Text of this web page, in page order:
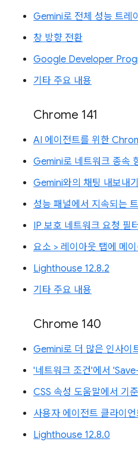
Gemini로 전체 성능 트레
창 방향 전환
Google Developer
기타 주요 내용
Chrome 141
AI 에이전트를 위한
Gemini로 네트워크 종속
Gemini와의 채팅 내보내기
성능 패널에서 지속되는
IP 보호 네트워크 요청 필
요소 > 레이아웃 탭에 메
Lighthouse 12.8.2
기타 주요 내용
Chrome 140
Gemini로 더 많은 인사이
'네트워크 조건'에서
CSS 속성 도움말에서 기
사용자 에이전트 클라이
Lighthouse 12.8.0